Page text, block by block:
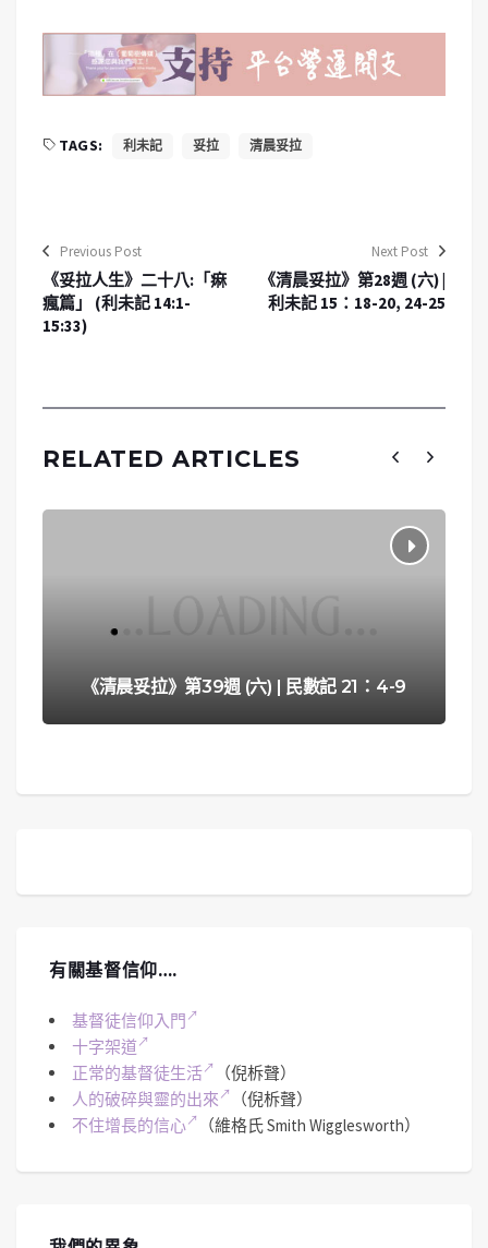
TAGS: 利未記 妥拉 清晨妥拉
Previous Post
《妥拉人生》二十八:「痳
瘋篇」 (利未記 14:1-
15:33)
Next Post
《清晨妥拉》第28週 (六) |
利未記 15：18-20, 24-25
RELATED ARTICLES
《清晨妥拉》第39週 (六) | 民數記 21：4-9
有關基督信仰….
基督徒信仰入門
十字架道
正常的基督徒生活
（倪柝聲）
人的破碎與靈的出來
（倪柝聲）
不住增長的信心
（維格氏 Smith Wigglesworth）